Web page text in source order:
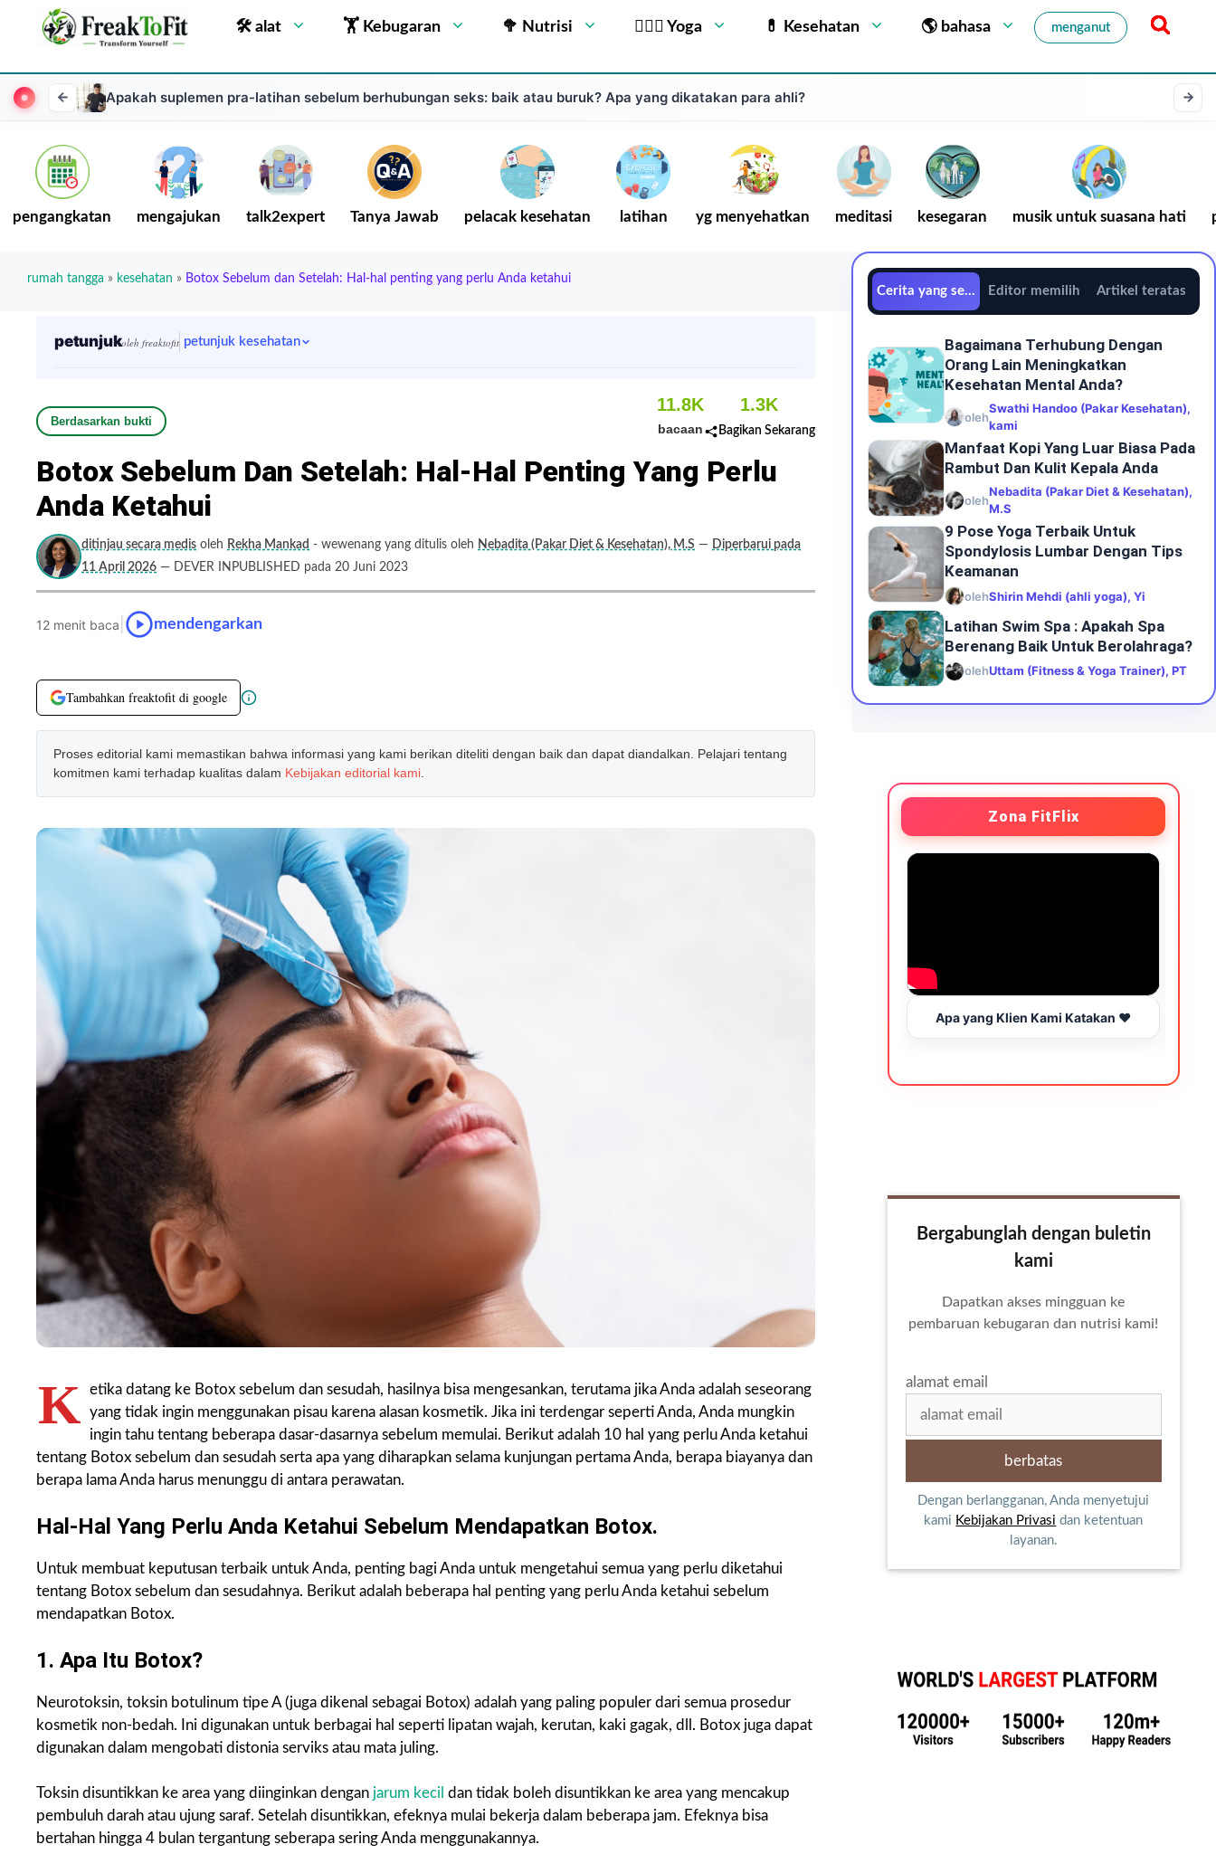
🛠 alat 🏋 Kebugaran 🥦 Nutrisi 🧘🏻‍♂️ Yoga 💊 Kesehatan 🌎 bahasa menganut
Apakah suplemen pra-latihan sebelum berhubungan seks: baik atau buruk? Apa yang dikatakan para ahli?
pengangkatan mengajukan talk2expert Tanya Jawab pelacak kesehatan latihan yg menyehatkan meditasi kesegaran musik untuk suasana hati
rumah tangga » kesehatan » Botox Sebelum dan Setelah: Hal-hal penting yang perlu Anda ketahui
petunjukoleh freaktofit petunjuk kesehatan
Berdasarkan bukti
11.8K
bacaan
1.3K
Bagikan Sekarang
Botox Sebelum Dan Setelah: Hal-Hal Penting Yang Perlu
Anda Ketahui
ditinjau secara medis oleh Rekha Mankad - wewenang yang ditulis oleh Nebadita (Pakar Diet & Kesehatan), M.S — Diperbarui pada
11 April 2026 — DEVER INPUBLISHED pada 20 Juni 2023
12 menit baca mendengarkan
Tambahkan freaktofit di google
Proses editorial kami memastikan bahwa informasi yang kami berikan diteliti dengan baik dan dapat diandalkan. Pelajari tentang
komitmen kami terhadap kualitas dalam Kebijakan editorial kami
K etika datang ke Botox sebelum dan sesudah, hasilnya bisa mengesankan, terutama jika Anda adalah seseorang
yang tidak ingin menggunakan pisau karena alasan kosmetik. Jika ini terdengar seperti Anda, Anda mungkin
ingin tahu tentang beberapa dasar-dasarnya sebelum memulai. Berikut adalah 10 hal yang perlu Anda ketahui
tentang Botox sebelum dan sesudah serta apa yang diharapkan selama kunjungan pertama Anda, berapa biayanya dan
berapa lama Anda harus menunggu di antara perawatan.
Hal-Hal Yang Perlu Anda Ketahui Sebelum Mendapatkan Botox.
Untuk membuat keputusan terbaik untuk Anda, penting bagi Anda untuk mengetahui semua yang perlu diketahui
tentang Botox sebelum dan sesudahnya. Berikut adalah beberapa hal penting yang perlu Anda ketahui sebelum
mendapatkan Botox.
1. Apa Itu Botox?
Neurotoksin, toksin botulinum tipe A (juga dikenal sebagai Botox) adalah yang paling populer dari semua prosedur
kosmetik non-bedah. Ini digunakan untuk berbagai hal seperti lipatan wajah, kerutan, kaki gagak, dll. Botox juga dapat
digunakan dalam mengobati distonia serviks atau mata juling.
Toksin disuntikkan ke area yang diinginkan dengan jarum kecil dan tidak boleh disuntikkan ke area yang mencakup
pembuluh darah atau ujung saraf. Setelah disuntikkan, efeknya mulai bekerja dalam beberapa jam. Efeknya bisa
bertahan hingga 4 bulan tergantung seberapa sering Anda menggunakannya.
Cerita yang sedang trenEditor memilih Artikel teratas
Bagaimana Terhubung Dengan
Orang Lain Meningkatkan
Kesehatan Mental Anda?
oleh
Swathi Handoo (Pakar Kesehatan),
kami
Manfaat Kopi Yang Luar Biasa Pada
Rambut Dan Kulit Kepala Anda
oleh
Nebadita (Pakar Diet & Kesehatan),
M.S
9 Pose Yoga Terbaik Untuk
Spondylosis Lumbar Dengan Tips
Keamanan
olehShirin Mehdi (ahli yoga), Yi
Latihan Swim Spa : Apakah Spa
Berenang Baik Untuk Berolahraga?
olehUttam (Fitness & Yoga Trainer), PT
Zona FitFlix
Apa yang Klien Kami Katakan ❤️
Bergabunglah dengan buletin
kami
Dapatkan akses mingguan ke
pembaruan kebugaran dan nutrisi kami!
alamat email
Dengan berlangganan, Anda menyetujui
kami Kebijakan Privasi dan ketentuan
layanan.